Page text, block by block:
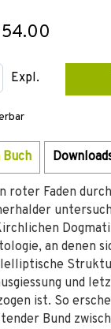
54.00
Expl.
Buch
roter Faden
an denen
und
ist. So
Bund